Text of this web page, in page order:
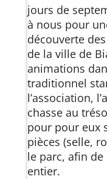
jours de
à nous pour
découverte
de la ville de
animations
traditionnel
l’association,
chasse au
pour pour eux
pièces (selle,
le parc, afin
entier.